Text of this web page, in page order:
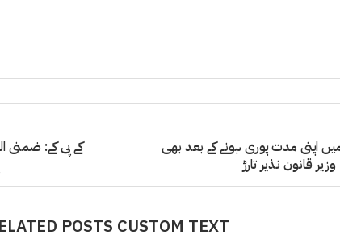
کے پی کے: ضمنی
اپنی مدت پوری ہونے کے بعد بھی
قانون نذیر تارڑ
POSTS CUSTOM TEXT